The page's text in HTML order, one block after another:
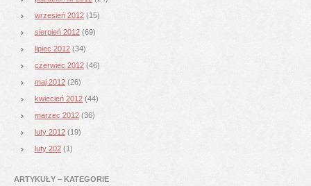
wrzesień 2012 (15)
sierpień 2012 (69)
lipiec 2012 (34)
czerwiec 2012 (46)
maj 2012 (26)
kwiecień 2012 (44)
marzec 2012 (36)
luty 2012 (19)
luty 202 (1)
ARTYKUŁY – KATEGORIE